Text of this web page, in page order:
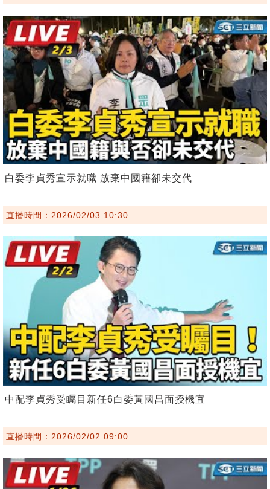
白委李貞秀宣示就職 放棄中國籍卻未交代
直播時間：2026/02/03 10:30
中配李貞秀受矚目新任6白委黃國昌面授機宜
直播時間：2026/02/02 09:00